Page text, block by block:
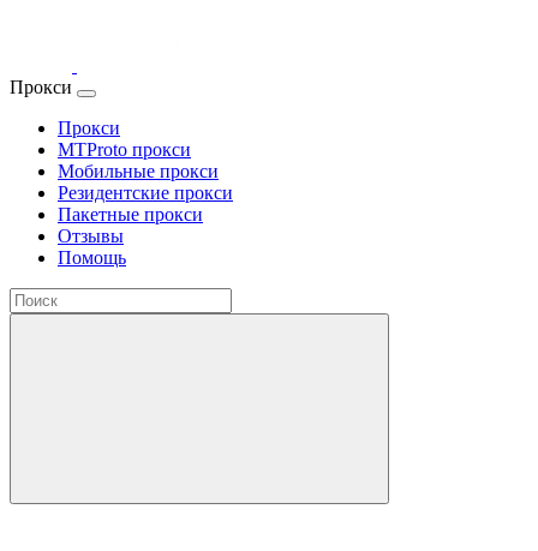
Прокси
Прокси
MTProto прокси
Мобильные прокси
Резидентские прокси
Пакетные прокси
Отзывы
Помощь